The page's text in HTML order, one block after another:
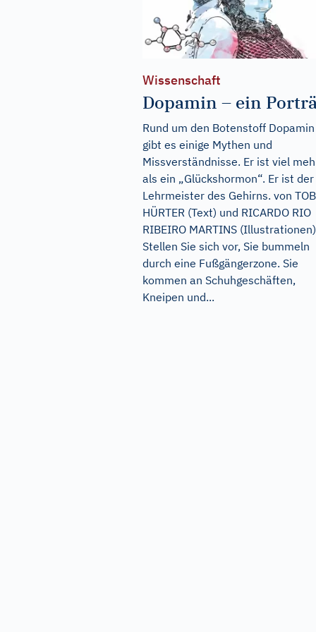
Wissenschaft
Dopamin – ein
Rund um den Botenstoff Dopamin
gibt es einige Mythen und
Missverständnisse. Er ist viel
als ein „Glückshormon“. Er ist der
Lehrmeister des Gehirns. von
HÜRTER (Text) und RICARDO RIO
RIBEIRO MARTINS (Illustrationen)
Stellen Sie sich vor, Sie bummeln
durch eine Fußgängerzone. Sie
kommen an Schuhgeschäften,
Kneipen und...